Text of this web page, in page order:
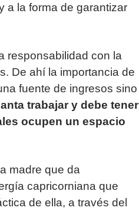
a la forma de garantizar
responsabilidad con la
De ahí la importancia de
fuente de ingresos sino
trabajar y debe tener
ocupen un espacio
madre que da
capricorniana que
de ella, a través del